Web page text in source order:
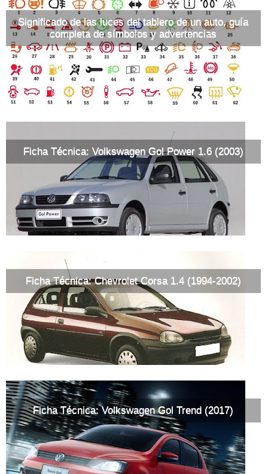
Significado de las luces del tablero de un auto, guía
completa de símbolos y advertencias
Ficha Técnica: Volkswagen Gol Power 1.6 (2003)
Ficha Técnica: Chevrolet Corsa 1.4 (1994-2002)
Ficha Técnica: Volkswagen Gol Trend (2017)